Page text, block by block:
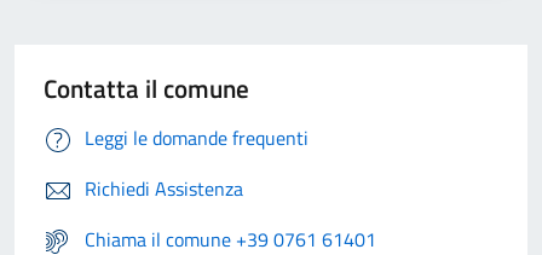
Contatta il comune
Leggi le domande frequenti
Richiedi Assistenza
Chiama il comune +39 0761 61401